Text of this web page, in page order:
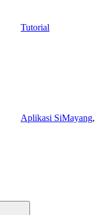
Tutorial
Aplikasi SiMayang,